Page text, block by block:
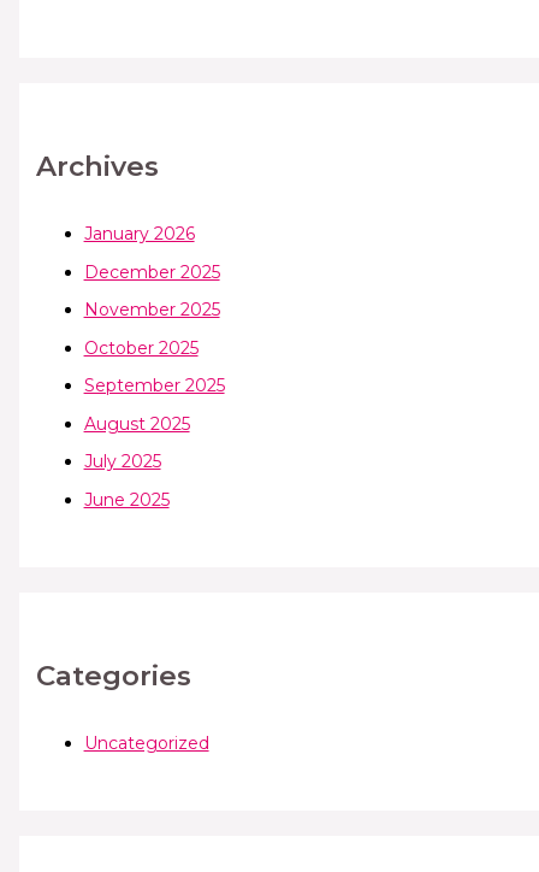
Archives
January 2026
December 2025
November 2025
October 2025
September 2025
August 2025
July 2025
June 2025
Categories
Uncategorized